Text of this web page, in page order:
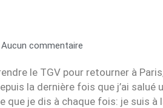
Aucun commentaire
le TGV pour retourner à
la dernière fois que j’ai salué
que je dis à chaque fois: je suis